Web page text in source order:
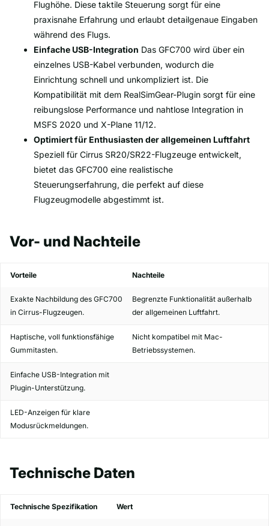
Flughöhe. Diese taktile Steuerung sorgt für eine
praxisnahe Erfahrung und erlaubt detailgenaue Eingaben
während des Flugs.
Einfache USB-Integration Das GFC700 wird über ein
einzelnes USB-Kabel verbunden, wodurch die
Einrichtung schnell und unkompliziert ist. Die
Kompatibilität mit dem RealSimGear-Plugin sorgt für eine
reibungslose Performance und nahtlose Integration in
MSFS 2020 und X-Plane 11/12.
Optimiert für Enthusiasten der allgemeinen Luftfahrt
Speziell für Cirrus SR20/SR22-Flugzeuge entwickelt,
bietet das GFC700 eine realistische
Steuerungserfahrung, die perfekt auf diese
Flugzeugmodelle abgestimmt ist.
Vor- und Nachteile
Vorteile Nachteile
Exakte Nachbildung des GFC700
in Cirrus-Flugzeugen.
Begrenzte Funktionalität außerhalb
der allgemeinen Luftfahrt.
Haptische, voll funktionsfähige
Gummitasten.
Nicht kompatibel mit Mac-
Betriebssystemen.
Einfache USB-Integration mit
Plugin-Unterstützung.
LED-Anzeigen für klare
Modusrückmeldungen.
Technische Daten
Technische Spezifikation Wert